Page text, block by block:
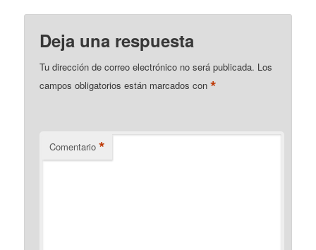
Deja una respuesta
Tu dirección de correo electrónico no será publicada. Los
campos obligatorios están marcados con*
Comentario *